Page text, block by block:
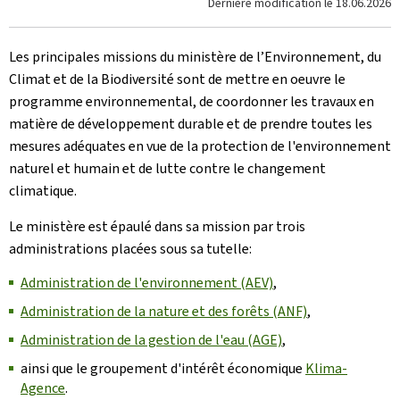
Les principales missions du ministère de l’Environnement, du
Climat et de la Biodiversité sont de mettre en oeuvre le
programme environnemental, de coordonner les travaux en
matière de développement durable et de prendre toutes les
mesures adéquates en vue de la protection de l'environnement
naturel et humain et de lutte contre le changement
climatique.
Le ministère est épaulé dans sa mission par trois
administrations placées sous sa tutelle:
Administration de l'environnement (AEV),
Administration de la nature et des forêts (ANF),
Administration de la gestion de l'eau (AGE),
ainsi que le groupement d'intérêt économique Klima-
Agence.